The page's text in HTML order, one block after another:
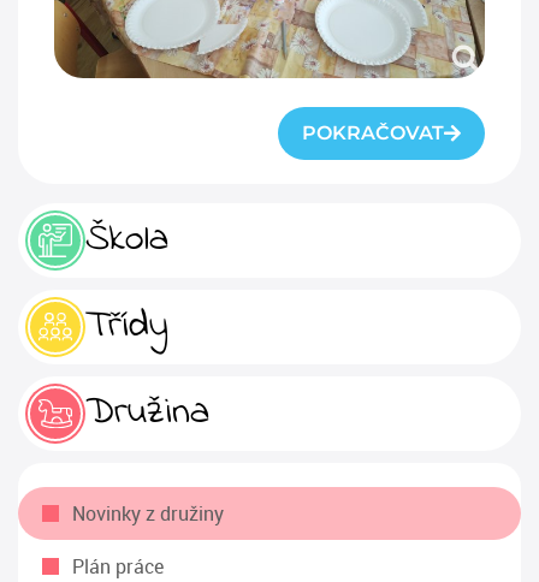
Škola
Třídy
Družina
Novinky z družiny
Plán práce
POKRAČOVAT